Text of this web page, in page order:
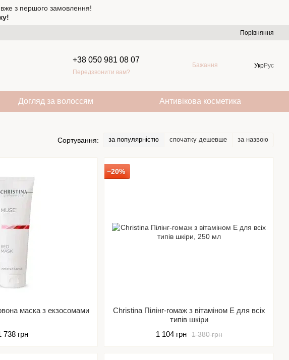
вже з першого замовлення!
Порівняння
+38 050 981 08 07
Передзвонити вам?
Бажання УкрРус
Догляд за волоссям Антивікова косметика
Сортування: за популярністю спочатку дешевше за назвою
маска з екзосомами
738 грн
−20%
Christina Пілінг-гомаж з вітаміном Е для всіх
типів шкіри
1 380 грн
1 104 грн